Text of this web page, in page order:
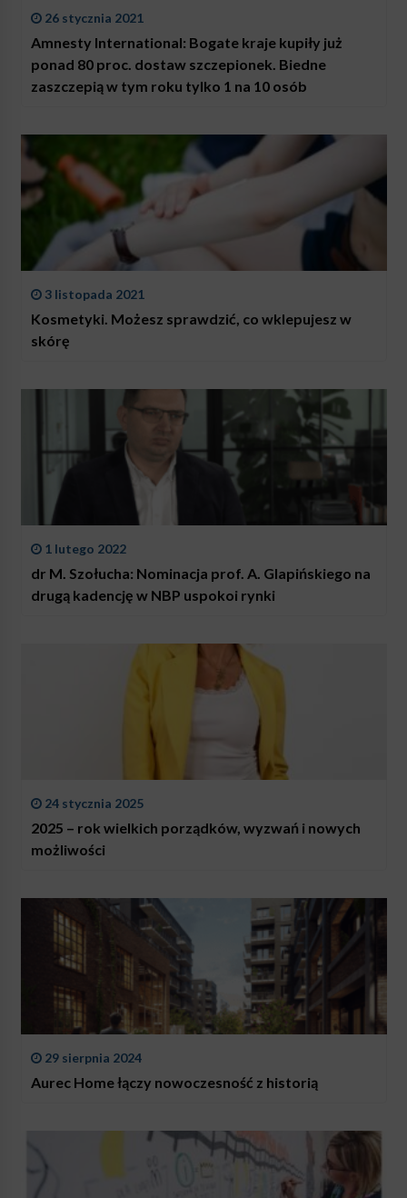
26 stycznia 2021
Amnesty International: Bogate kraje kupiły już
ponad 80 proc. dostaw szczepionek. Biedne
zaszczepią w tym roku tylko 1 na 10 osób
3 listopada 2021
Kosmetyki. Możesz sprawdzić, co wklepujesz w
skórę
1 lutego 2022
dr M. Szołucha: Nominacja prof. A. Glapińskiego na
drugą kadencję w NBP uspokoi rynki
24 stycznia 2025
2025 – rok wielkich porządków, wyzwań i nowych
możliwości
29 sierpnia 2024
Aurec Home łączy nowoczesność z historią